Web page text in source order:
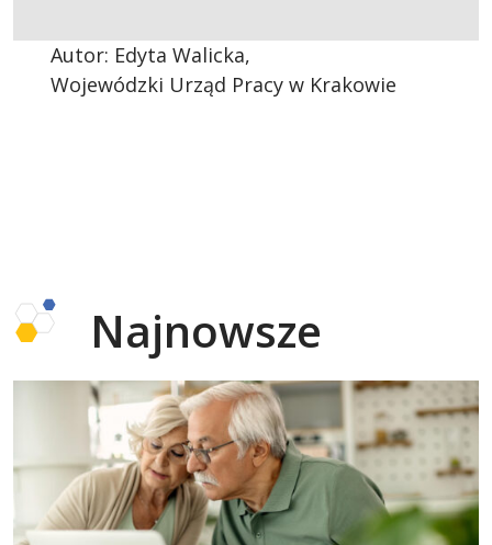
Autor: Edyta Walicka,
Wojewódzki Urząd Pracy w Krakowie
Najnowsze